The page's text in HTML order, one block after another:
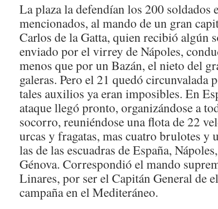
La plaza la defendían los 200 soldados
mencionados, al mando de un gran
Carlos de la Gatta, quien recibió algún
enviado por el virrey de Nápoles,
menos que por un Bazán, el nieto del
galeras. Pero el 21 quedó circunvalada
tales auxilios ya eran imposibles. En
ataque llegó pronto, organizándose a
socorro, reuniéndose una flota de 22
urcas y fragatas, mas cuatro brulotes y
las de las escuadras de España,
Génova. Correspondió el mando
Linares, por ser el Capitán General de
campaña en el Mediteráneo.